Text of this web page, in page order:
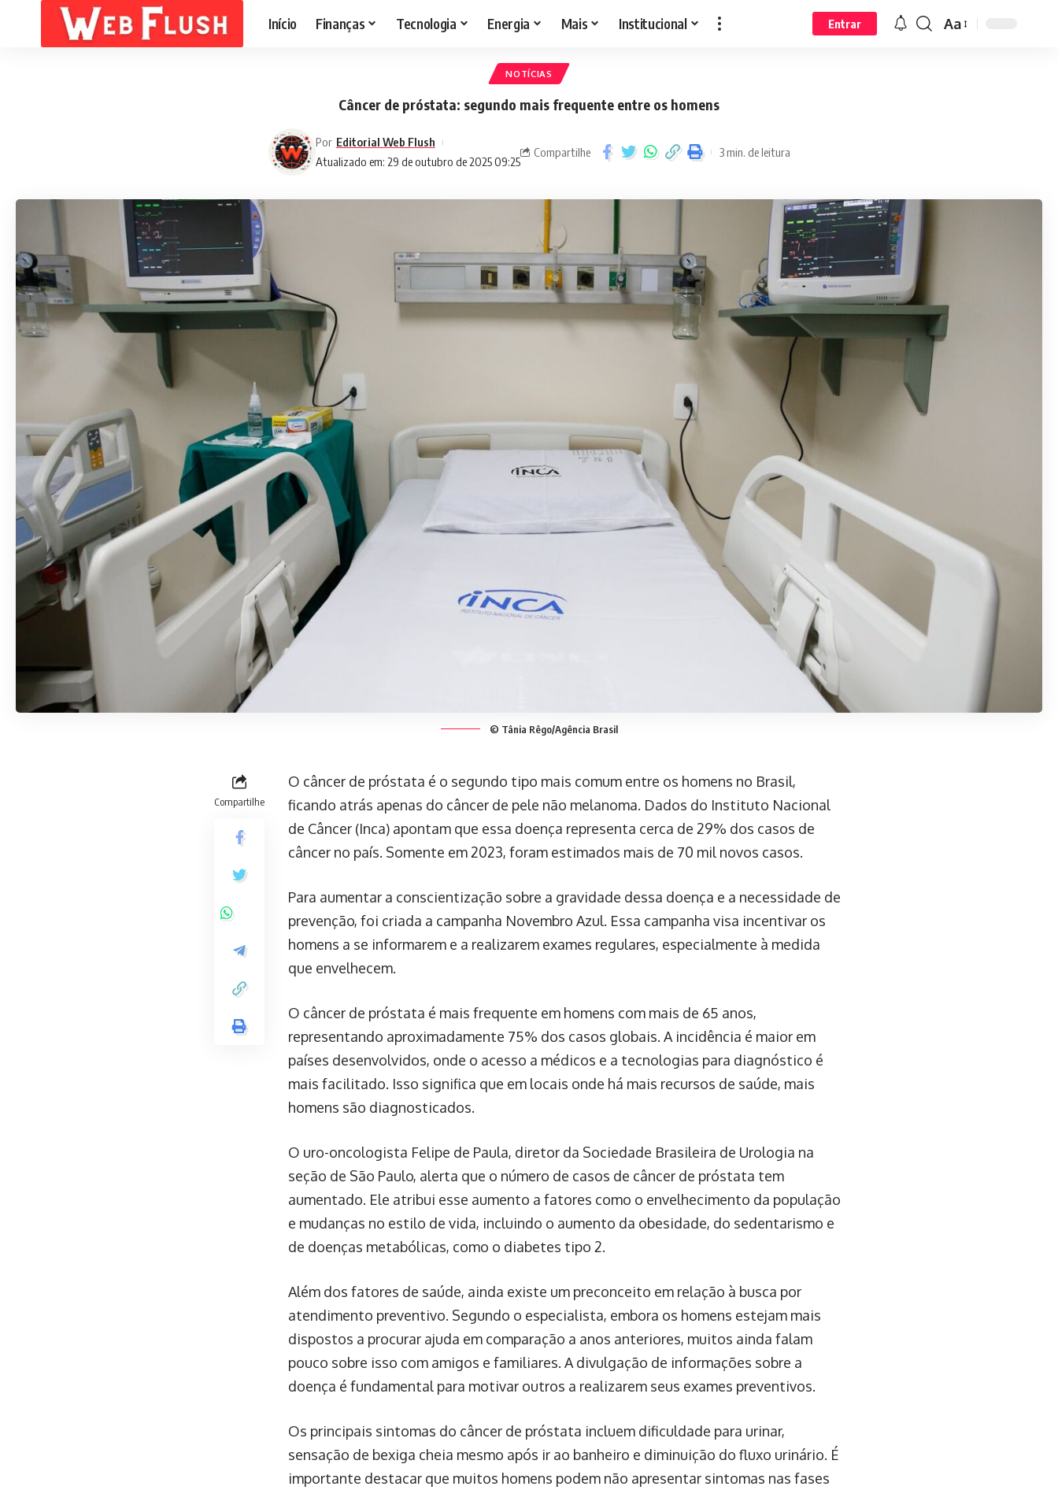
Início Finanças Tecnologia Energia Mais Institucional Entrar Aa
NOTÍCIAS
Câncer de próstata: segundo mais frequente entre os homens
Atualizado em: 29 de outubro de 2025 09:25
Por Editorial Web Flush
Compartilhe 3 min. de leitura
© Tânia Rêgo/Agência Brasil
Compartilhe
O câncer de próstata é o segundo tipo mais comum entre os homens no Brasil,
ficando atrás apenas do câncer de pele não melanoma. Dados do Instituto Nacional
de Câncer (Inca) apontam que essa doença representa cerca de 29% dos casos de
câncer no país. Somente em 2023, foram estimados mais de 70 mil novos casos.
Para aumentar a conscientização sobre a gravidade dessa doença e a necessidade de
prevenção, foi criada a campanha Novembro Azul. Essa campanha visa incentivar os
homens a se informarem e a realizarem exames regulares, especialmente à medida
que envelhecem.
O câncer de próstata é mais frequente em homens com mais de 65 anos,
representando aproximadamente 75% dos casos globais. A incidência é maior em
países desenvolvidos, onde o acesso a médicos e a tecnologias para diagnóstico é
mais facilitado. Isso significa que em locais onde há mais recursos de saúde, mais
homens são diagnosticados.
O uro-oncologista Felipe de Paula, diretor da Sociedade Brasileira de Urologia na
seção de São Paulo, alerta que o número de casos de câncer de próstata tem
aumentado. Ele atribui esse aumento a fatores como o envelhecimento da população
e mudanças no estilo de vida, incluindo o aumento da obesidade, do sedentarismo e
de doenças metabólicas, como o diabetes tipo 2.
Além dos fatores de saúde, ainda existe um preconceito em relação à busca por
atendimento preventivo. Segundo o especialista, embora os homens estejam mais
dispostos a procurar ajuda em comparação a anos anteriores, muitos ainda falam
pouco sobre isso com amigos e familiares. A divulgação de informações sobre a
doença é fundamental para motivar outros a realizarem seus exames preventivos.
Os principais sintomas do câncer de próstata incluem dificuldade para urinar,
sensação de bexiga cheia mesmo após ir ao banheiro e diminuição do fluxo urinário. É
importante destacar que muitos homens podem não apresentar sintomas nas fases